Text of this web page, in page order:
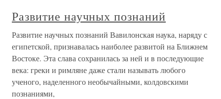
Развитие научных познаний
Развитие научных познаний Вавилонская наука, наряду с
египетской, признавалась наиболее развитой на Ближнем
Востоке. Эта слава сохранилась за ней и в последующие
века: греки и римляне даже стали называть любого
ученого, наделенного необычайными, колдовскими
познаниями,